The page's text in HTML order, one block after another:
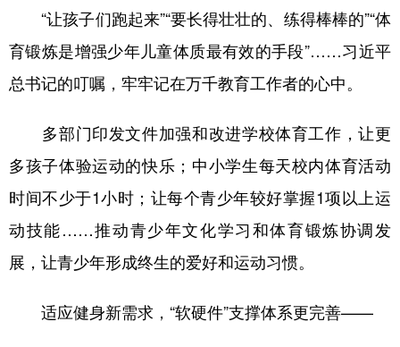
“让孩子们跑起来”“要长得壮壮的、练得棒棒的”“体
育锻炼是增强少年儿童体质最有效的手段”……习近平
总书记的叮嘱，牢牢记在万千教育工作者的心中。
多部门印发文件加强和改进学校体育工作，让更
多孩子体验运动的快乐；中小学生每天校内体育活动
时间不少于1小时；让每个青少年较好掌握1项以上运
动技能……推动青少年文化学习和体育锻炼协调发
展，让青少年形成终生的爱好和运动习惯。
适应健身新需求，“软硬件”支撑体系更完善——